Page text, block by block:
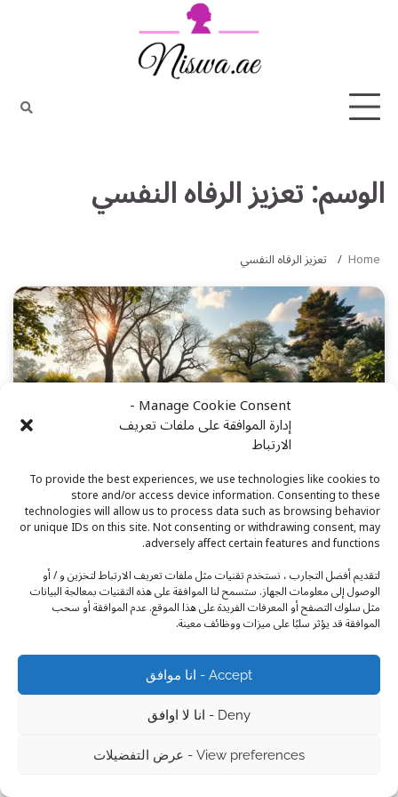
Manage Cookie Consent -
إدارة الموافقة على ملفات تعريف
الارتباط
To provide the best experiences, we use technologies like cookies to
store and/or access device information. Consenting to these
technologies will allow us to process data such as browsing behavior
or unique IDs on this site. Not consenting or withdrawing consent, may
adversely affect certain features and functions.
لتقديم أفضل التجارب ، نستخدم تقنيات مثل ملفات تعريف الارتباط لتخزين و / أو
الوصول إلى معلومات الجهاز. ستسمح لنا الموافقة على هذه التقنيات بمعالجة البيانات
مثل سلوك التصفح أو المعرفات الفريدة على هذا الموقع. عدم الموافقة أو سحب
الموافقة قد يؤثر سلبًا على ميزات ووظائف معينة.
Accept - انا موافق
Deny - انا لا اوافق
View preferences - عرض التفضيلات
الوسم:تعزيز الرفاه النفسي
Home تعزيز الرفاه النفسي
1 min read
0
الجمال (BEAUTY)
الصحة النفسية: رحلة نحو السعادة والتوازن
Faiza K.chikh أكتوبر 8, 2024
اكتشف أهمية الصحة النفسية وطرق تحسينها. نصائح عملية للتغلب على
القلق والاكتئاب وتحقيق التوازن العاطفي.…
Copyright © 2026 Niswa.ae Theme: Recent Blog By
Adore Themes
.